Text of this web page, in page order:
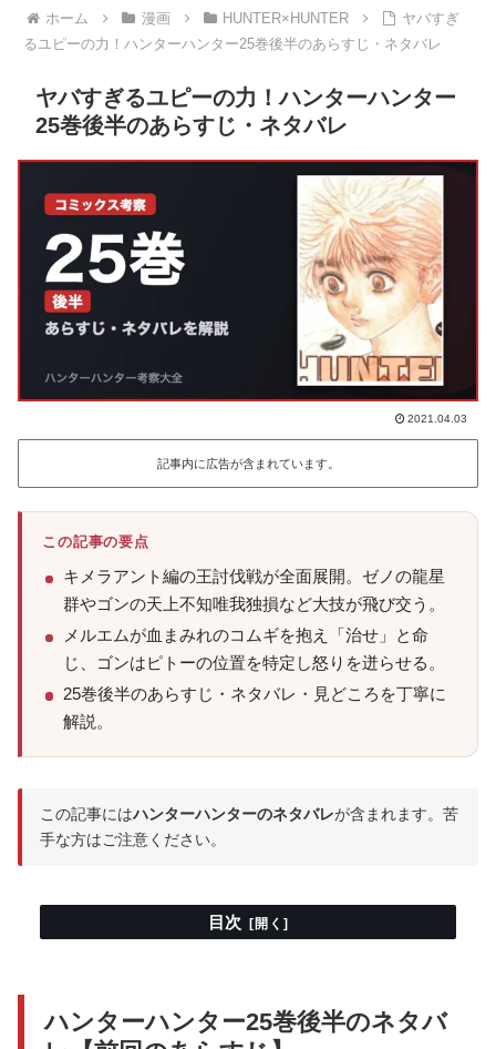
ホーム 漫画 HUNTER×HUNTER
ヤバすぎ
るユピーの力！ハンターハンター25巻後半のあらすじ・ネタバレ
ヤバすぎるユピーの力！ハンターハンター
25巻後半のあらすじ・ネタバレ
2021.04.03
記事内に広告が含まれています。
この記事の要点
キメラアント編の王討伐戦が全面展開。ゼノの龍星
群やゴンの天上不知唯我独損など大技が飛び交う。
メルエムが血まみれのコムギを抱え「治せ」と命
じ、ゴンはピトーの位置を特定し怒りを迸らせる。
25巻後半のあらすじ・ネタバレ・見どころを丁寧に
解説。
この記事にはハンターハンターのネタバレが含まれます。苦
手な方はご注意ください。
目次
ハンターハンター25巻後半のネタバ